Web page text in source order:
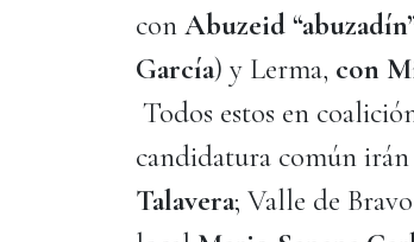
con Abuzeid
García) y Lerma, con
Todos estos en
candidatura común
Talavera; Valle de